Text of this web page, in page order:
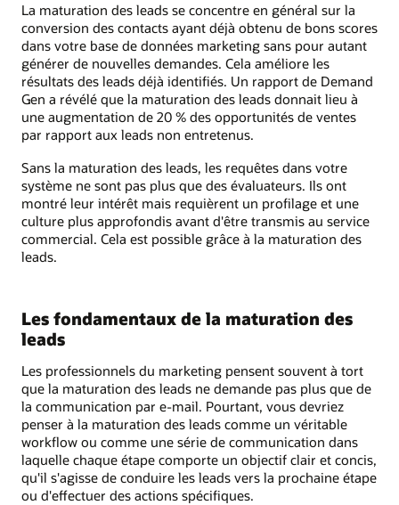
La maturation des leads se concentre en général sur la
conversion des contacts ayant déjà obtenu de bons scores
dans votre base de données marketing sans pour autant
générer de nouvelles demandes. Cela améliore les
résultats des leads déjà identifiés. Un rapport de Demand
Gen a révélé que la maturation des leads donnait lieu à
une augmentation de 20 % des opportunités de ventes
par rapport aux leads non entretenus.
Sans la maturation des leads, les requêtes dans votre
système ne sont pas plus que des évaluateurs. Ils ont
montré leur intérêt mais requièrent un profilage et une
culture plus approfondis avant d'être transmis au service
commercial. Cela est possible grâce à la maturation des
leads.
Les fondamentaux de la maturation des
leads
Les professionnels du marketing pensent souvent à tort
que la maturation des leads ne demande pas plus que de
la communication par e-mail. Pourtant, vous devriez
penser à la maturation des leads comme un véritable
workflow ou comme une série de communication dans
laquelle chaque étape comporte un objectif clair et concis,
qu'il s'agisse de conduire les leads vers la prochaine étape
ou d'effectuer des actions spécifiques.